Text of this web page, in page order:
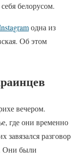
белорусом.
одна из
Об этом
вечером.
где они временно
разговор
Они были